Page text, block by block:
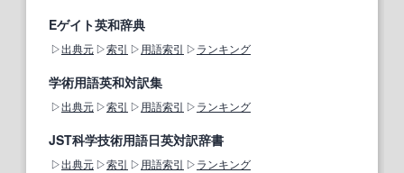
Eゲイト英和辞典
出典元 索引 用語索引 ランキング
学術用語英和対訳集
出典元 索引 用語索引 ランキング
JST科学技術用語日英対訳辞書
出典元 索引 用語索引 ランキング